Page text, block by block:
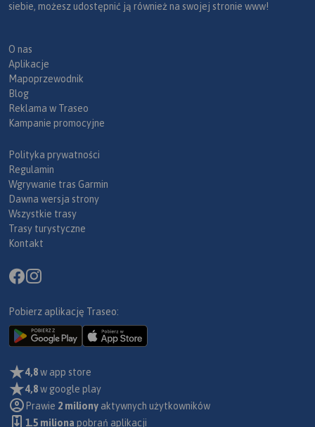
siebie, możesz udostępnić ją również na swojej stronie www!
O nas
Aplikacje
Mapoprzewodnik
Blog
Reklama w Traseo
Kampanie promocyjne
Polityka prywatności
Regulamin
Wgrywanie tras Garmin
Dawna wersja strony
Wszystkie trasy
Trasy turystyczne
Kontakt
Pobierz aplikację Traseo:
4,8w app store
4,8w google play
Prawie 2 miliony aktywnych użytkowników
1.5 miliona pobrań aplikacji